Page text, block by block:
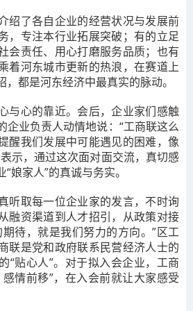
绍了各自企业的经营状况与发展前
，专注本行业拓展突破；有的立足
会责任、 用心打磨服务品质；也有
着河东城市更新的热浪，在赛道上
都是河东经济中最真实的脉动。
与心的靠近。会后，企业家们感触
业负责人动情地说： “工商联这么
醒我们发展中可能遇见的困难，像
示，通过这次面对面交流，真切感
“娘家人”的真诚与务实。
听取每一位企业家的发言，不时询
融资渠道到人才招引，从政策对接
待，就是我们努力的方向。”区工
联是党和政府联系民营经济人士的
“贴心人”。对于拟入会企业，工商
情前移”，在入会前就让大家感受